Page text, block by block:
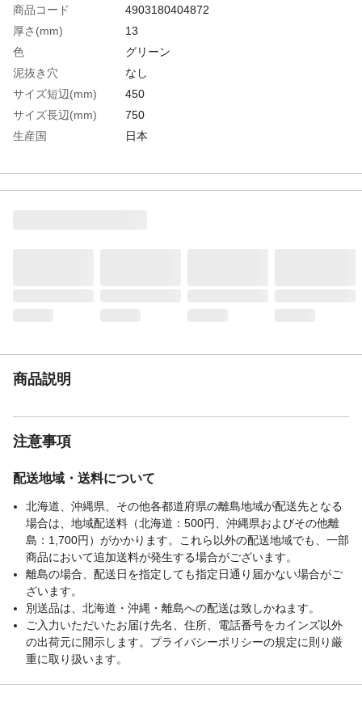
商品コード
4903180404872
厚さ(mm)
13
色
グリーン
泥抜き穴
なし
サイズ短辺(mm)
450
サイズ長辺(mm)
750
生産国
日本
材質1
エチレン酢酸ビニール樹脂（EVA）
商品説明
注意事項
配送地域・送料について
北海道、沖縄県、その他各都道府県の離島地域が配送先となる
場合は、地域配送料（北海道：500円、沖縄県およびその他離
島：1,700円）がかかります。これら以外の配送地域でも、一部
商品において追加送料が発生する場合がございます。
離島の場合、配送日を指定しても指定日通り届かない場合がご
ざいます。
別送品は、北海道・沖縄・離島への配送は致しかねます。
ご入力いただいたお届け先名、住所、電話番号をカインズ以外
の出荷元に開示します。プライバシーポリシーの規定に則り厳
重に取り扱います。